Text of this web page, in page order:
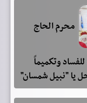
محرم الحاج
وتكميماً
يا "نبيل شمسان"